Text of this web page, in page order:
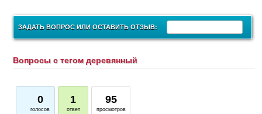
ЗАДАТЬ ВОПРОС ИЛИ ОСТАВИТЬ ОТЗЫВ:
Вопросы с тегом деревянный
0
голосов
1
ответ
95
просмотров